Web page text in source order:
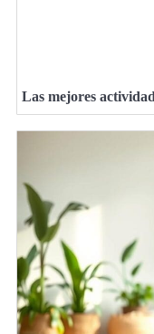
Las mejores